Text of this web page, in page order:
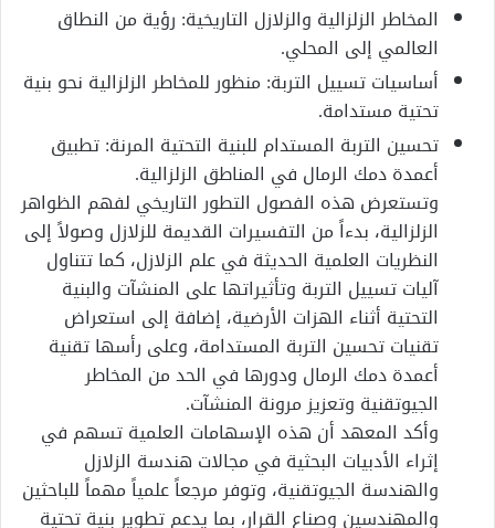
المخاطر الزلزالية والزلازل التاريخية: رؤية من النطاق
العالمي إلى المحلي.
أساسيات تسييل التربة: منظور للمخاطر الزلزالية نحو بنية
تحتية مستدامة.
تحسين التربة المستدام للبنية التحتية المرنة: تطبيق
أعمدة دمك الرمال في المناطق الزلزالية.
وتستعرض هذه الفصول التطور التاريخي لفهم الظواهر
الزلزالية، بدءاً من التفسيرات القديمة للزلازل وصولاً إلى
النظريات العلمية الحديثة في علم الزلازل، كما تتناول
آليات تسييل التربة وتأثيراتها على المنشآت والبنية
التحتية أثناء الهزات الأرضية، إضافة إلى استعراض
تقنيات تحسين التربة المستدامة، وعلى رأسها تقنية
أعمدة دمك الرمال ودورها في الحد من المخاطر
الجيوتقنية وتعزيز مرونة المنشآت.
وأكد المعهد أن هذه الإسهامات العلمية تسهم في
إثراء الأدبيات البحثية في مجالات هندسة الزلازل
والهندسة الجيوتقنية، وتوفر مرجعاً علمياً مهماً للباحثين
والمهندسين وصناع القرار، بما يدعم تطوير بنية تحتية